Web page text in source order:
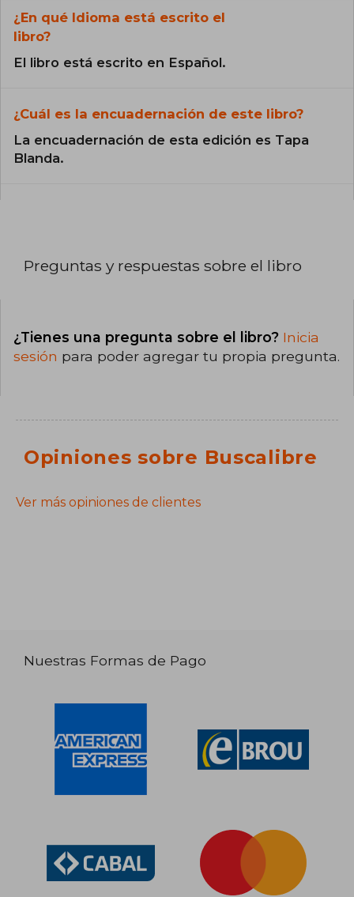
¿En qué Idioma está escrito el
libro?
El libro está escrito en Español.
¿Cuál es la encuadernación de este libro?
La encuadernación de esta edición es Tapa
Blanda.
Preguntas y respuestas sobre el libro
¿Tienes una pregunta sobre el libro? Inicia
sesión para poder agregar tu propia pregunta.
Opiniones sobre Buscalibre
Ver más opiniones de clientes
Nuestras Formas de Pago